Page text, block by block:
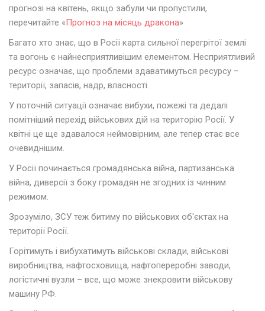
прогнозі на квітень, якщо забули чи пропустили,
перечитайте «Прогноз на місяць дракона»
Багато хто знає, що в Росії карта сильної перегрітої землі
та вогонь є найнесприятливішим елементом. Несприятливий
ресурс означає, що проблеми здаватимуться ресурсу –
території, запасів, надр, власності.
У поточній ситуації означає вибухи, пожежі та дедалі
помітніший перехід військових дій на територію Росії. У
квітні це ще здавалося неймовірним, але тепер стає все
очевиднішим.
У Росії починається громадянська війна, партизанська
війна, диверсії з боку громадян не згодних із чинним
режимом.
Зрозуміло, ЗСУ теж битиму по військових об'єктах на
території Росії.
Горітимуть і вибухатимуть військові склади, військові
виробництва, нафтосховища, нафтопереробні заводи,
логістичні вузли – все, що може знекровити військову
машину РФ.